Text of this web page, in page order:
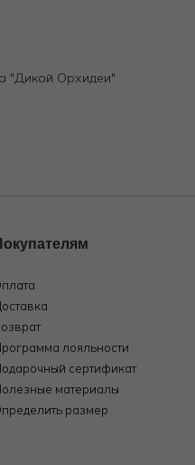
"Дикой Орхидеи"
лояльности
сертификат
материалы
размер